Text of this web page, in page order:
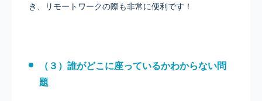
き、リモートワークの際も非常に便利です！
（３）誰がどこに座っているかわからない問
題